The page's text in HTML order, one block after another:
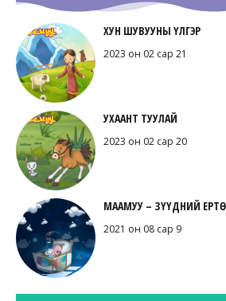
ХУН ШУВУУНЫ ҮЛГЭР
2023 он 02 сар 21
УХААНТ ТУУЛАЙ
2023 он 02 сар 20
МААМУУ – ЗҮҮДНИЙ
2021 он 08 сар 9